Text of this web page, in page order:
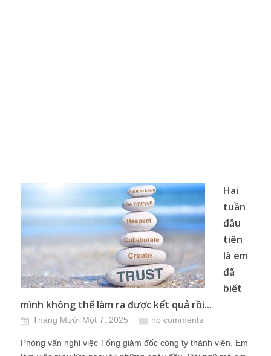
Hai
tuần
đầu
tiên
là em
đã
biết
mình không thể làm ra được kết quả rồi...
Tháng Mười Một 7, 2025 no comments
Phỏng vấn nghỉ việc Tổng giám đốc công ty thành viên. Em